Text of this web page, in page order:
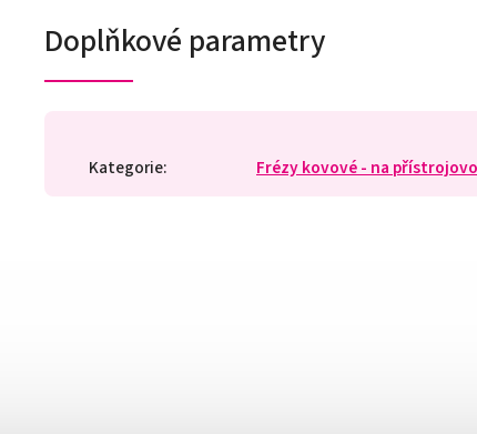
Doplňkové parametry
Kategorie: Frézy kovové - na